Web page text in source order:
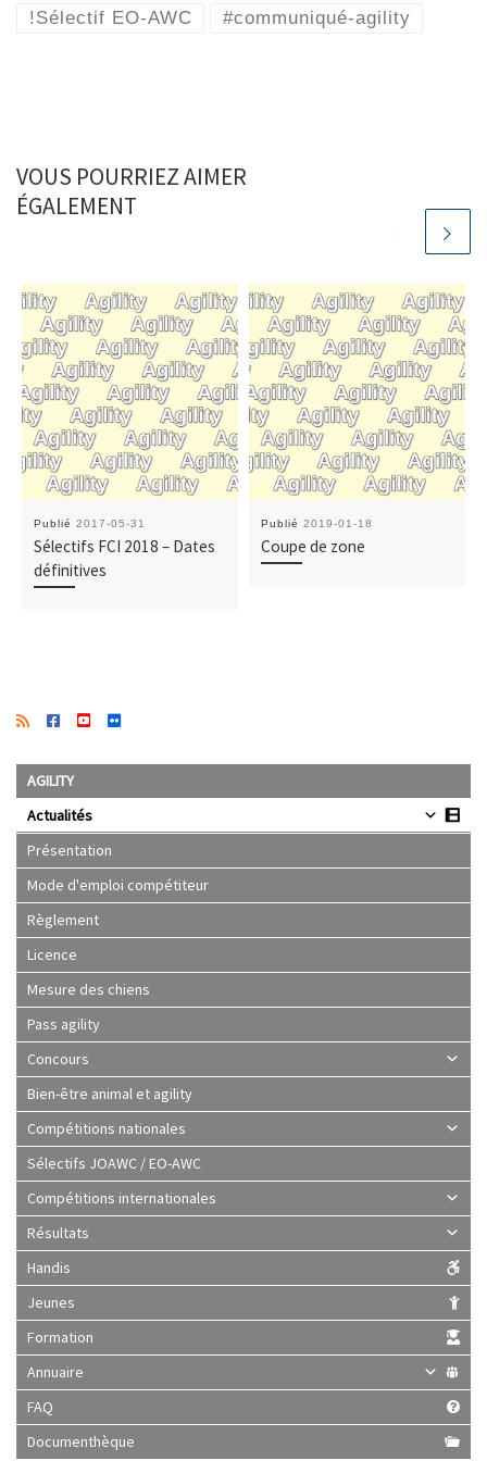
!Sélectif EO-AWC #communiqué-agility
VOUS POURRIEZ AIMER
ÉGALEMENT
Publié 2017-05-31
Sélectifs FCI 2018 – Dates
définitives
Publié 2019-01-18
Coupe de zone
AGILITY
Actualités
Présentation
Mode d'emploi compétiteur
Règlement
Licence
Mesure des chiens
Pass agility
Concours
Bien-être animal et agility
Compétitions nationales
Sélectifs JOAWC / EO-AWC
Compétitions internationales
Résultats
Handis
Jeunes
Formation
Annuaire
FAQ
Documenthèque